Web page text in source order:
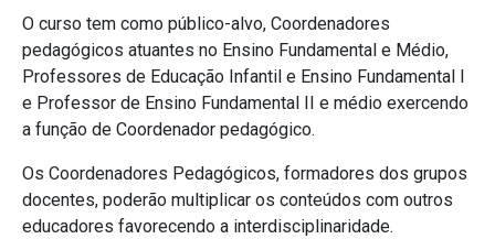
O curso tem como público-alvo, Coordenadores
pedagógicos atuantes no Ensino Fundamental e Médio,
Professores de Educação Infantil e Ensino Fundamental I
e Professor de Ensino Fundamental II e médio exercendo
a função de Coordenador pedagógico.
Os Coordenadores Pedagógicos, formadores dos grupos
docentes, poderão multiplicar os conteúdos com outros
educadores favorecendo a interdisciplinaridade.